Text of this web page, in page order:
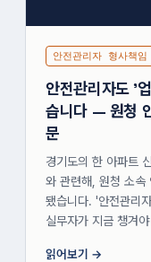
안전관리자 형사책임
안전관리자도 '
습니다 — 원청
문
경기도의 한 아파트
와 관련해, 원청 소속
됐습니다. '안전관리
실무자가 지금 챙겨
읽어보기